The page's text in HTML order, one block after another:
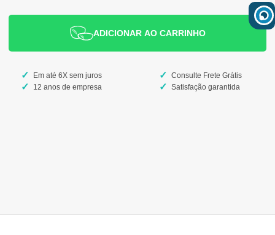
ADICIONAR AO CARRINHO
Em até 6X sem juros
12 anos de empresa
Consulte Frete Grátis
Satisfação garantida